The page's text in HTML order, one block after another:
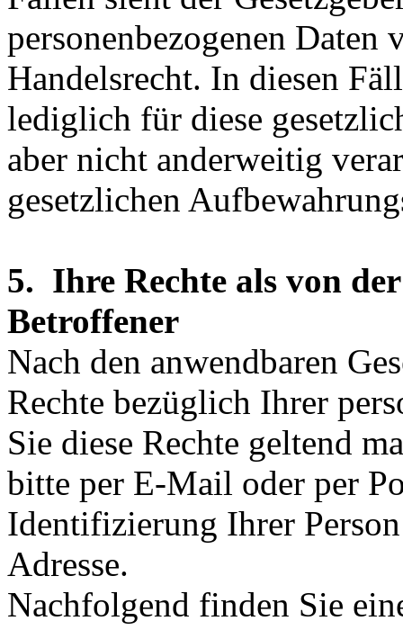
personenbezogenen Daten
Handelsrecht. In diesen
lediglich für diese
aber nicht anderweitig
gesetzlichen
5. Ihre Rechte als von
Betroffener
Nach den anwendbaren
Rechte bezüglich Ihrer
Sie diese Rechte geltend
bitte per E-Mail oder per
Identifizierung Ihrer
Adresse.
Nachfolgend finden Sie